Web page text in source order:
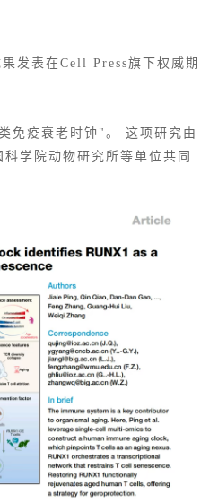
发表在Cell Press旗下权威期
免疫衰老时钟"。 这项研究由
学院动物研究所等单位共同